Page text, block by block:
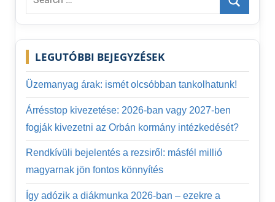
Search
LEGUTÓBBI BEJEGYZÉSEK
Üzemanyag árak: ismét olcsóbban tankolhatunk!
Árrésstop kivezetése: 2026-ban vagy 2027-ben
fogják kivezetni az Orbán kormány intézkedését?
Rendkívüli bejelentés a rezsiről: másfél millió
magyarnak jön fontos könnyítés
Így adózik a diákmunka 2026-ban – ezekre a